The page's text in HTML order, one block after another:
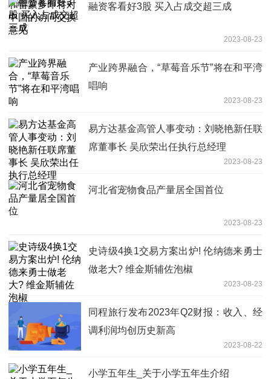
融资客看好3股 买入占成交超三成
2023-08-23
产业跨界融合，“草莓音乐节”将在和平湾
唱响
2023-08-23
易方达基金高管人事变动：刘晓艳新任联
席董事长 吴欣荣出任执行总经理
2023-08-23
河北省宠物食品产量居全国首位
2023-08-23
史诗级4换1交易方案出炉! 伦纳德来勇士
做老大? 维金斯辅佐泡椒
2023-08-23
同程旅行发布2023年Q2财报：收入、经
调利润均创历史新高
2023-08-22
小学五年生_关于小学五年生介绍